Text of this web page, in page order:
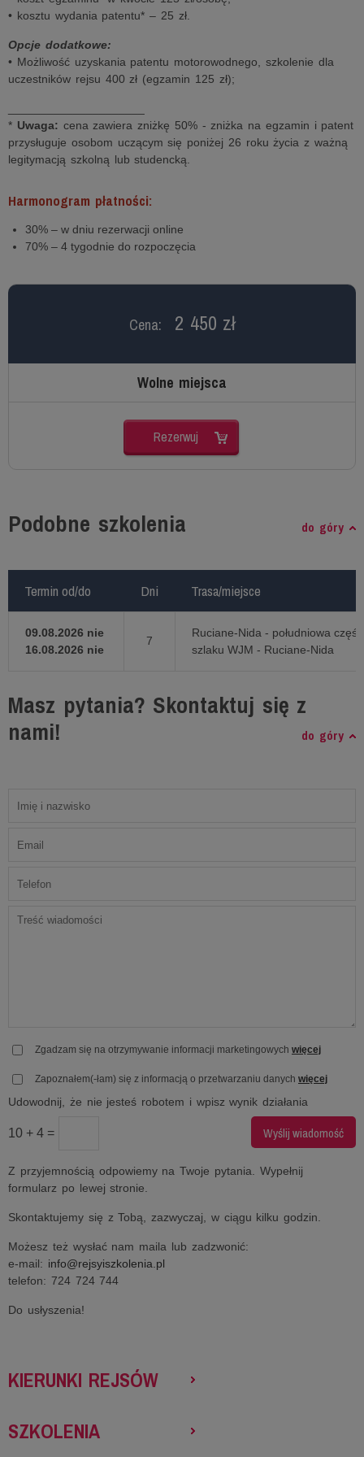
• kosztu wydania patentu* – 25 zł.
Opcje dodatkowe:
• Możliwość uzyskania patentu motorowodnego, szkolenie dla
uczestników rejsu 400 zł (egzamin 125 zł);
* Uwaga: cena zawiera zniżkę 50% - zniżka na egzamin i patent
przysługuje osobom uczącym się poniżej 26 roku życia z ważną
legitymacją szkolną lub studencką.
Harmonogram płatności:
30% – w dniu rezerwacji online
70% – 4 tygodnie do rozpoczęcia
Cena: 2 450 zł
Wolne miejsca
Rezerwuj
Podobne szkolenia do góry
Termin od/do Dni Trasa/miejsce
09.08.2026 nie
16.08.2026 nie
7
Ruciane-Nida - południowa część
szlaku WJM - Ruciane-Nida
Termin od/do Dni Trasa/miejsce
Masz pytania? Skontaktuj się z
nami!
do góry
Zgadzam się na otrzymywanie informacji marketingowych więcej
Zapoznałem(-łam) się z informacją o przetwarzaniu danych więcej
Udowodnij, że nie jesteś robotem i wpisz wynik działania
10 + 4 =
Z przyjemnością odpowiemy na Twoje pytania. Wypełnij
formularz po lewej stronie.
Skontaktujemy się z Tobą, zazwyczaj, w ciągu kilku godzin.
Możesz też wysłać nam maila lub zadzwonić:
e-mail: info@rejsyiszkolenia.pl
telefon: 724 724 744
Do usłyszenia!
KIERUNKI REJSÓW
SZKOLENIA